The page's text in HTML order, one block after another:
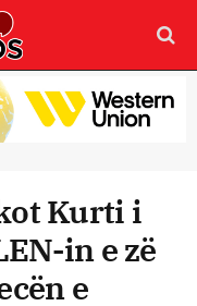
Kurti i
in e zë
e